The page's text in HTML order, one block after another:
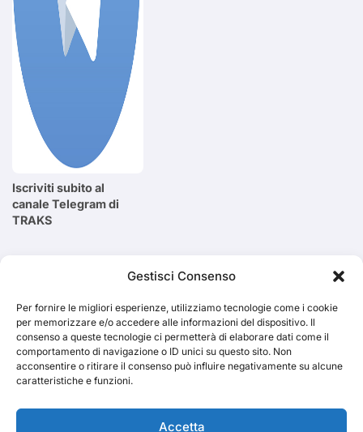
Gestisci Consenso
Per fornire le migliori esperienze, utilizziamo tecnologie come i cookie
per memorizzare e/o accedere alle informazioni del dispositivo. Il
consenso a queste tecnologie ci permetterà di elaborare dati come il
comportamento di navigazione o ID unici su questo sito. Non
acconsentire o ritirare il consenso può influire negativamente su alcune
caratteristiche e funzioni.
Accetta
Iscriviti subito al
canale Telegram di
TRAKS
Cerca